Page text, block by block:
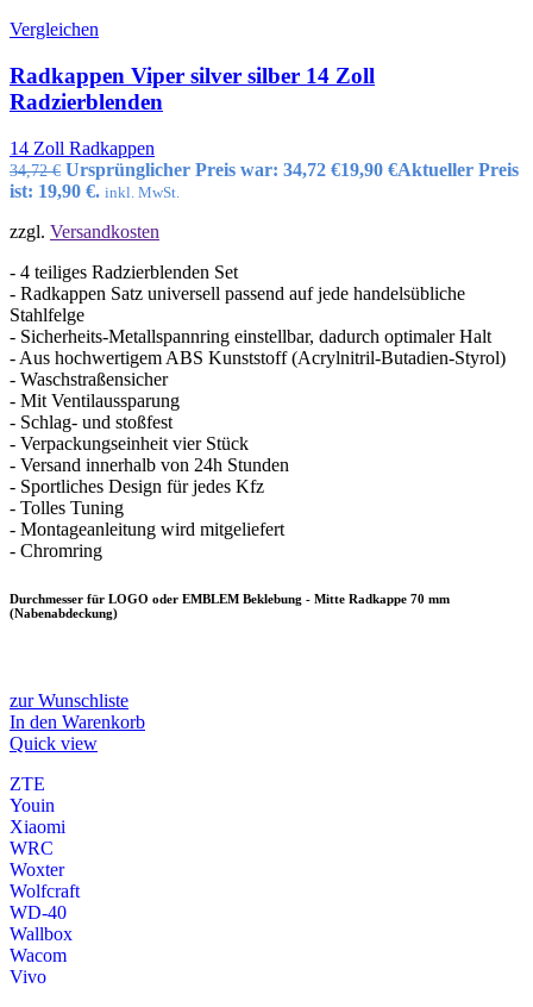
Vergleichen
Radkappen Viper silver silber 14 Zoll
Radzierblenden
14 Zoll Radkappen
34,72€ Ursprünglicher Preis war: 34,72 €19,90 €Aktueller Preis
ist: 19,90 €. inkl. MwSt.
zzgl. Versandkosten
- 4 teiliges Radzierblenden Set
- Radkappen Satz universell passend auf jede handelsübliche
Stahlfelge
- Sicherheits-Metallspannring einstellbar, dadurch optimaler Halt
- Aus hochwertigem ABS Kunststoff (Acrylnitril-Butadien-Styrol)
- Waschstraßensicher
- Mit Ventilaussparung
- Schlag- und stoßfest
- Verpackungseinheit vier Stück
- Versand innerhalb von 24h Stunden
- Sportliches Design für jedes Kfz
- Tolles Tuning
- Montageanleitung wird mitgeliefert
- Chromring
Durchmesser für LOGO oder EMBLEM Beklebung - Mitte Radkappe 70 mm
(Nabenabdeckung)
zur Wunschliste
In den Warenkorb
Quick view
ZTE
Youin
Xiaomi
WRC
Woxter
Wolfcraft
WD-40
Wallbox
Wacom
Vivo